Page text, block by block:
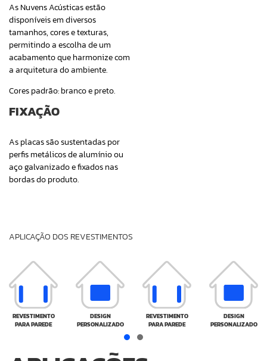
As Nuvens Acústicas estão ​
disponíveis em diversos
tamanhos, cores e texturas,
permitindo a escolha de um
acabamento que harmonize com
a arquitetura do ambiente.
Cores padrão: branco e preto.
FIXAÇÃO
As placas são sustentadas por
perfis metálicos de alumínio ou
aço galvanizado e fixados nas
bordas do produto.
APLICAÇÃO DOS REVESTIMENTOS
REVESTIMENTO
PARA PAREDE
DESIGN
PERSONALIZADO
REVESTIMENTO
PARA PAREDE
DESIGN
PERSONALIZADO